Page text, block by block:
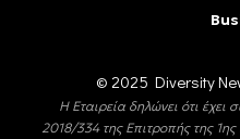
© 2025 Diversity
Η Εταιρεία δηλώνει ότι
2018/334 της Επιτροπής της